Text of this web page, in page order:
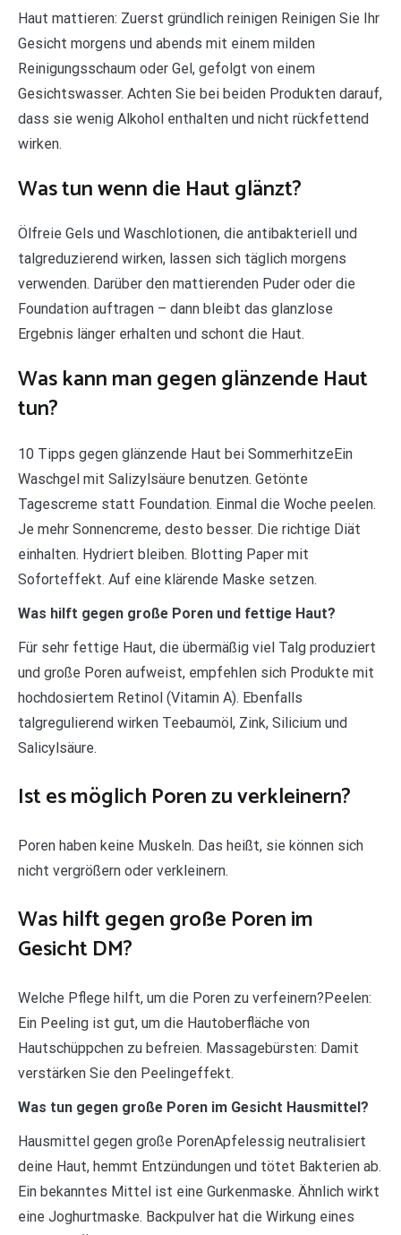
Haut mattieren: Zuerst gründlich reinigen Reinigen Sie Ihr
Gesicht morgens und abends mit einem milden
Reinigungsschaum oder Gel, gefolgt von einem
Gesichtswasser. Achten Sie bei beiden Produkten darauf,
dass sie wenig Alkohol enthalten und nicht rückfettend
wirken.
Was tun wenn die Haut glänzt?
Ölfreie Gels und Waschlotionen, die antibakteriell und
talgreduzierend wirken, lassen sich täglich morgens
verwenden. Darüber den mattierenden Puder oder die
Foundation auftragen – dann bleibt das glanzlose
Ergebnis länger erhalten und schont die Haut.
Was kann man gegen glänzende Haut
tun?
10 Tipps gegen glänzende Haut bei SommerhitzeEin
Waschgel mit Salizylsäure benutzen. Getönte
Tagescreme statt Foundation. Einmal die Woche peelen.
Je mehr Sonnencreme, desto besser. Die richtige Diät
einhalten. Hydriert bleiben. Blotting Paper mit
Soforteffekt. Auf eine klärende Maske setzen.
Was hilft gegen große Poren und fettige Haut?
Für sehr fettige Haut, die übermäßig viel Talg produziert
und große Poren aufweist, empfehlen sich Produkte mit
hochdosiertem Retinol (Vitamin A). Ebenfalls
talgregulierend wirken Teebaumöl, Zink, Silicium und
Salicylsäure.
Ist es möglich Poren zu verkleinern?
Poren haben keine Muskeln. Das heißt, sie können sich
nicht vergrößern oder verkleinern.
Was hilft gegen große Poren im
Gesicht DM?
Welche Pflege hilft, um die Poren zu verfeinern?Peelen:
Ein Peeling ist gut, um die Hautoberfläche von
Hautschüppchen zu befreien. Massagebürsten: Damit
verstärken Sie den Peelingeffekt.
Was tun gegen große Poren im Gesicht Hausmittel?
Hausmittel gegen große PorenApfelessig neutralisiert
deine Haut, hemmt Entzündungen und tötet Bakterien ab.
Ein bekanntes Mittel ist eine Gurkenmaske. Ähnlich wirkt
eine Joghurtmaske. Backpulver hat die Wirkung eines